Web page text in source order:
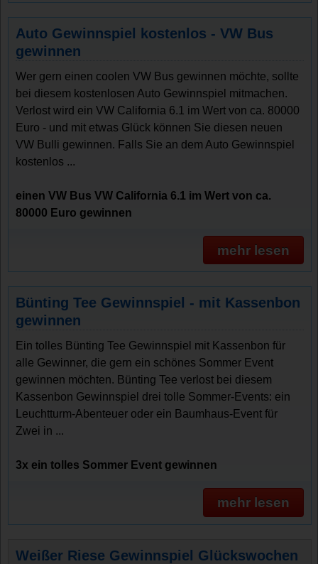
Auto Gewinnspiel kostenlos - VW Bus
gewinnen
Wer gern einen coolen VW Bus gewinnen möchte, sollte
bei diesem kostenlosen Auto Gewinnspiel mitmachen.
Verlost wird ein VW California 6.1 im Wert von ca. 80000
Euro - und mit etwas Glück können Sie diesen neuen
VW Bulli gewinnen. Falls Sie an dem Auto Gewinnspiel
kostenlos ...
einen VW Bus VW California 6.1 im Wert von ca.
80000 Euro gewinnen
mehr lesen
Bünting Tee Gewinnspiel - mit Kassenbon
gewinnen
Ein tolles Bünting Tee Gewinnspiel mit Kassenbon für
alle Gewinner, die gern ein schönes Sommer Event
gewinnen möchten. Bünting Tee verlost bei diesem
Kassenbon Gewinnspiel drei tolle Sommer-Events: ein
Leuchtturm-Abenteuer oder ein Baumhaus-Event für
Zwei in ...
3x ein tolles Sommer Event gewinnen
mehr lesen
Weißer Riese Gewinnspiel Glückswochen